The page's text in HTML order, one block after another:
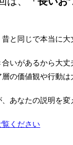
と同じで本当に大
合いがあるから大
の価値観や行動
、あなたの説明を変
覧ください